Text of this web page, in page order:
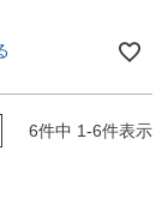
6件中 1-6件表示